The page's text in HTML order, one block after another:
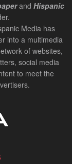
and Hispanic
Media has
into a multimedia
of websites,
social media
to meet the